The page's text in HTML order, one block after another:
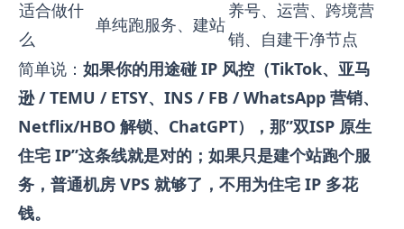
适合做什
么
单纯跑服务、建站
养号、运营、跨境营
销、自建干净节点
简单说： 如果你的用途碰 IP 风控（TikTok、亚马
逊 / TEMU / ETSY、INS / FB / WhatsApp 营销、
Netflix/HBO 解锁、ChatGPT），那”双ISP 原生
住宅 IP”这条线就是对的；如果只是建个站跑个服
务，普通机房 VPS 就够了，不用为住宅 IP 多花
钱。